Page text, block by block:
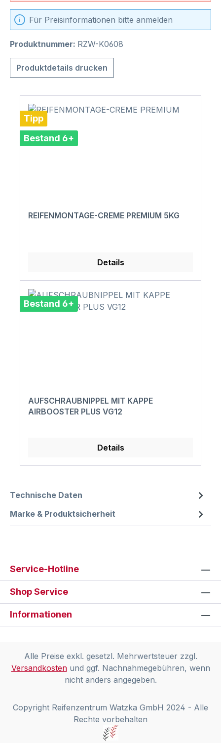
Für Preisinformationen bitte anmelden
Produktnummer: RZW-K0608
Produktdetails drucken
Tipp
Bestand 6+
REIFENMONTAGE-CREME PREMIUM 5KG
Details
Bestand 6+
AUFSCHRAUBNIPPEL MIT KAPPE
AIRBOOSTER PLUS VG12
Details
Technische Daten
Marke & Produktsicherheit
Service-Hotline
Shop Service
Informationen
Alle Preise exkl. gesetzl. Mehrwertsteuer zzgl.
Versandkostenund ggf. Nachnahmegebühren, wenn
nicht anders angegeben.
Copyright Reifenzentrum Watzka GmbH 2024 - Alle
Rechte vorbehalten